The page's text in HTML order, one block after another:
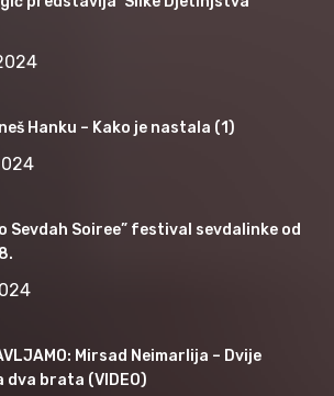
Hanku – Kako je nastala (1)
Sevdah Soiree” festival sevdalinke od
Mirsad Neimarlija – Dvije
dva brata (VIDEO)